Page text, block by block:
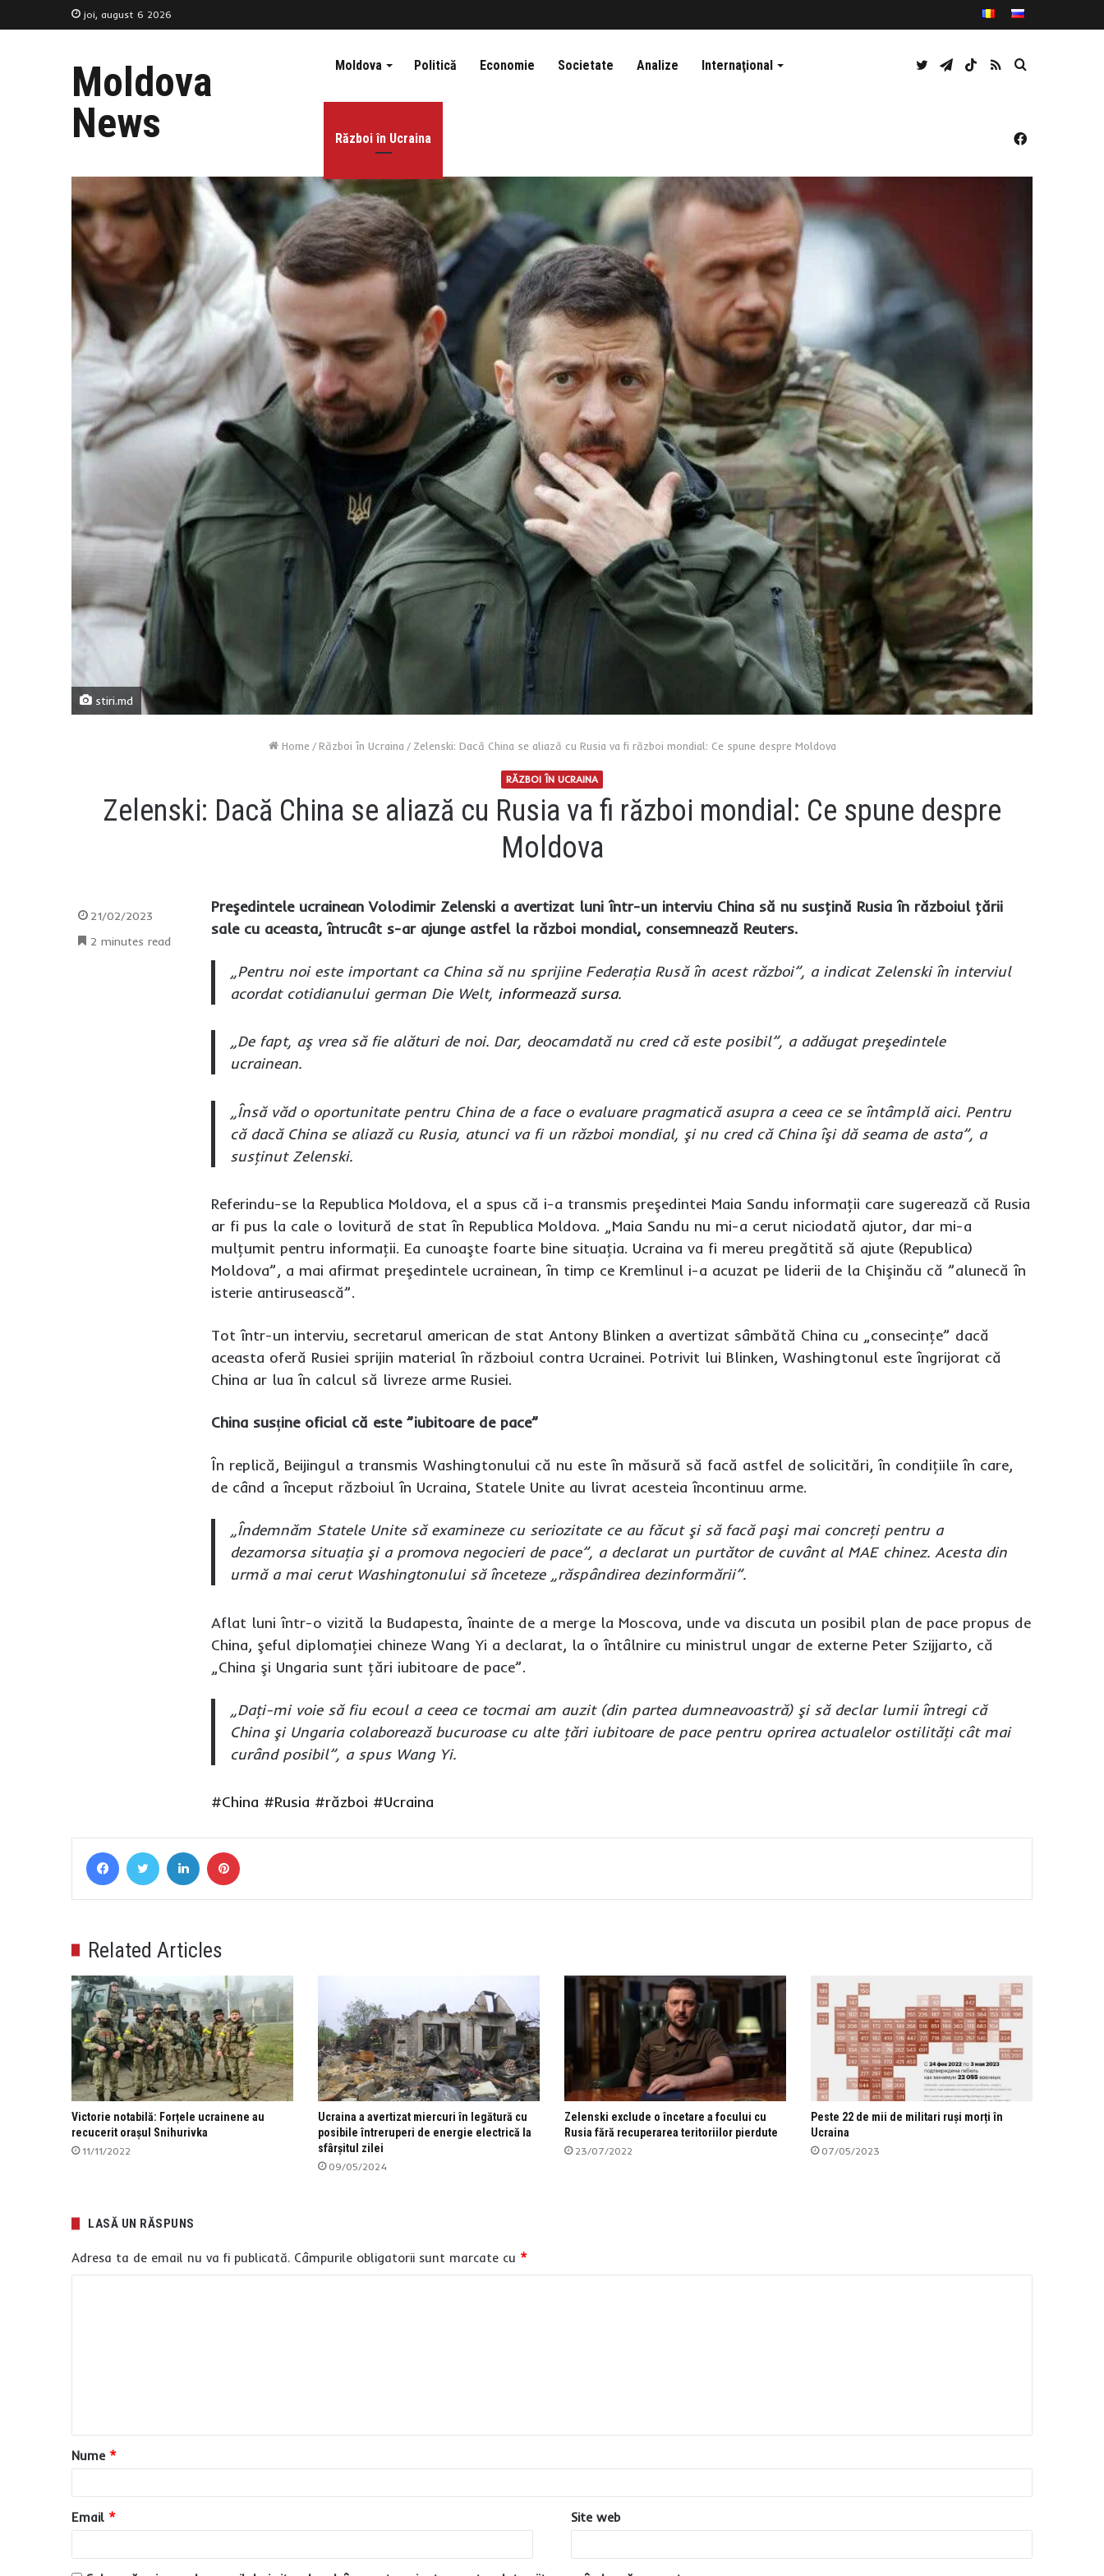
joi, august 6 2026
Moldova
News
Moldova Politică Economie Societate Analize Internaţional
Război în Ucraina
Caută
RSS
TikTok
Telegram
Twitter
Facebook
stiri.md
Home / Război în Ucraina / Zelenski: Dacă China se aliază cu Rusia va fi război mondial: Ce spune despre Moldova
RĂZBOI ÎN UCRAINA
Zelenski: Dacă China se aliază cu Rusia va fi război mondial: Ce spune despre
Moldova
Preşedintele ucrainean Volodimir Zelenski a avertizat luni într-un interviu China să nu susţină Rusia în războiul ţării
sale cu aceasta, întrucât s-ar ajunge astfel la război mondial, consemnează Reuters.
„Pentru noi este important ca China să nu sprijine Federaţia Rusă în acest război”, a indicat Zelenski în interviul
acordat cotidianului german Die Welt, informează sursa.
„De fapt, aş vrea să fie alături de noi. Dar, deocamdată nu cred că este posibil”, a adăugat preşedintele
ucrainean.
„Însă văd o oportunitate pentru China de a face o evaluare pragmatică asupra a ceea ce se întâmplă aici. Pentru
că dacă China se aliază cu Rusia, atunci va fi un război mondial, şi nu cred că China îşi dă seama de asta”, a
susţinut Zelenski.
Referindu-se la Republica Moldova, el a spus că i-a transmis preşedintei Maia Sandu informaţii care sugerează că Rusia
ar fi pus la cale o lovitură de stat în Republica Moldova. „Maia Sandu nu mi-a cerut niciodată ajutor, dar mi-a
mulţumit pentru informaţii. Ea cunoaşte foarte bine situaţia. Ucraina va fi mereu pregătită să ajute (Republica)
Moldova”, a mai afirmat preşedintele ucrainean, în timp ce Kremlinul i-a acuzat pe liderii de la Chişinău că ”alunecă în
isterie antirusească”.
Tot într-un interviu, secretarul american de stat Antony Blinken a avertizat sâmbătă China cu „consecinţe” dacă
aceasta oferă Rusiei sprijin material în războiul contra Ucrainei. Potrivit lui Blinken, Washingtonul este îngrijorat că
China ar lua în calcul să livreze arme Rusiei.
China susține oficial că este ”iubitoare de pace”
În replică, Beijingul a transmis Washingtonului că nu este în măsură să facă astfel de solicitări, în condiţiile în care,
de când a început războiul în Ucraina, Statele Unite au livrat acesteia încontinuu arme.
„Îndemnăm Statele Unite să examineze cu seriozitate ce au făcut şi să facă paşi mai concreţi pentru a
dezamorsa situaţia şi a promova negocieri de pace”, a declarat un purtător de cuvânt al MAE chinez. Acesta din
urmă a mai cerut Washingtonului să înceteze „răspândirea dezinformării”.
Aflat luni într-o vizită la Budapesta, înainte de a merge la Moscova, unde va discuta un posibil plan de pace propus de
China, şeful diplomaţiei chineze Wang Yi a declarat, la o întâlnire cu ministrul ungar de externe Peter Szijjarto, că
„China şi Ungaria sunt ţări iubitoare de pace”.
„Daţi-mi voie să fiu ecoul a ceea ce tocmai am auzit (din partea dumneavoastră) şi să declar lumii întregi că
China şi Ungaria colaborează bucuroase cu alte ţări iubitoare de pace pentru oprirea actualelor ostilităţi cât mai
curând posibil”, a spus Wang Yi.
#China #Rusia #război #Ucraina
21/02/2023
2 minutes read
FacebookTwitter LinkedIn
Related Articles
Victorie notabilă: Forțele ucrainene au
recucerit orașul Snihurivka
11/11/2022
Ucraina a avertizat miercuri în legătură cu
posibile întreruperi de energie electrică la
sfârşitul zilei
09/05/2024
Zelenski exclude o încetare a focului cu
Rusia fără recuperarea teritoriilor pierdute
23/07/2022
Peste 22 de mii de militari ruși morți în
Ucraina
07/05/2023
LASĂ UN RĂSPUNS
Adresa ta de email nu va fi publicată. Câmpurile obligatorii sunt marcate cu *
a
r
*
Nume *
Email * Site web